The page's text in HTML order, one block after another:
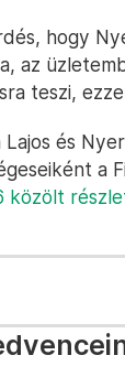
hogy
az
teszi,
Lajos és
a
közölt